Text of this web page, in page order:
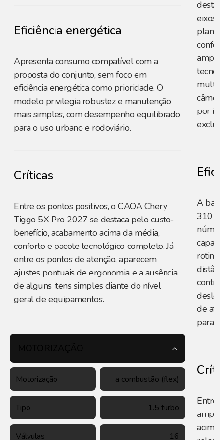
Eficiência energética
Apresenta consumo compatível com a
proposta do conjunto, sem foco em
eficiência energética como prioridade. O
modelo privilegia robustez e manutenção
mais simples, com desempenho equilibrado
para o uso urbano e rodoviário.
Críticas
Entre os pontos positivos, o CAOA Chery
Tiggo 5X Pro 2027 se destaca pelo custo-
benefício, acabamento acima da média,
conforto e pacote tecnológico completo. Já
entre os pontos de atenção, aparecem
ajustes pontuais de ergonomia e a ausência
de alguns itens simples diante do nível
geral de equipamentos.
Motorização a combustão (flex)
Tipo 1.5 turbo
Válvulas 16
eixos
por
A
310
de
Entre